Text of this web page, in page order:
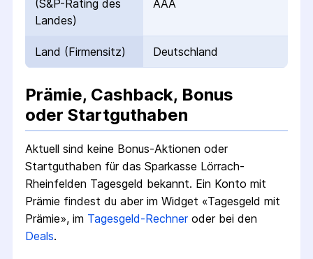
(S&P-Rating des
Landes)
AAA
Land (Firmensitz) Deutschland
Prämie, Cashback, Bonus
oder Startguthaben
Aktuell sind keine Bonus-Aktionen oder
Startguthaben für das Sparkasse Lörrach-
Rheinfelden Tagesgeld bekannt. Ein Konto mit
Prämie findest du aber im Widget «Tagesgeld mit
Prämie», im Tagesgeld-Rechneroder bei den
Deals.